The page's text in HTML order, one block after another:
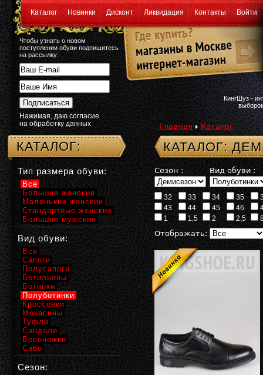
Каталог Новинки Дисконт Ликвидация Контакты Войти
Чтобы узнать о новом
поступлении обуви подпишитесь
на рассылку:
Нажимая, даю согласие
на обработку данных
КингШуз -
Главная Каталог
КАТАЛОГ:
Сезон : Вид обуви :
32 33 34 35
43
44 45 46
1
1,5 2 2,5
Отображать:
КАТАЛОГ:
Тип размера обуви:
Все
Большие женские
Маленькие женские
Стандартные женские
Большие мужские
Вид обуви:
Все
Сапоги
Полусапоги
Ботильоны
Ботинки
Полуботинки
Кроссовки
Мокасины
Туфли
Сандали
Босоножки
Сабо
Сезон: